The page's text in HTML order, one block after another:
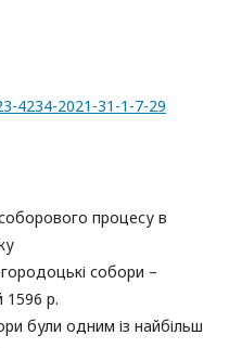
4234-2021-31-1-7-29
процесу в
собори –
1596 р.
були одним із найбільш